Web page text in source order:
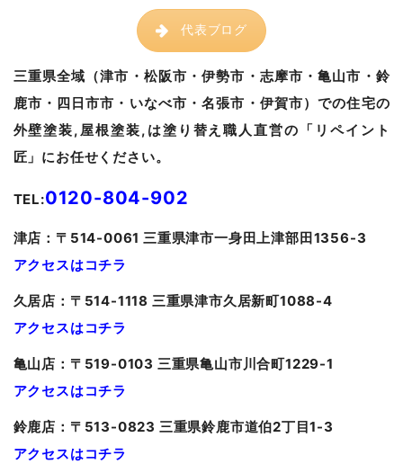
代表ブログ
三重県全域（津市・松阪市・伊勢市・志摩市・亀山市・鈴
鹿市・四日市市・いなべ市・名張市・伊賀市）での住宅の
外壁塗装,屋根塗装,は塗り替え職人直営の「リペイント
匠」にお任せください。
TEL:0120-804-902
津店：〒514-0061 三重県津市一身田上津部田1356-3
アクセスはコチラ
久居店：〒514-1118 三重県津市久居新町1088-4
アクセスはコチラ
亀山店：〒519-0103 三重県亀山市川合町1229-1
アクセスはコチラ
鈴鹿店：〒513-0823 三重県鈴鹿市道伯2丁目1-3
アクセスはコチラ